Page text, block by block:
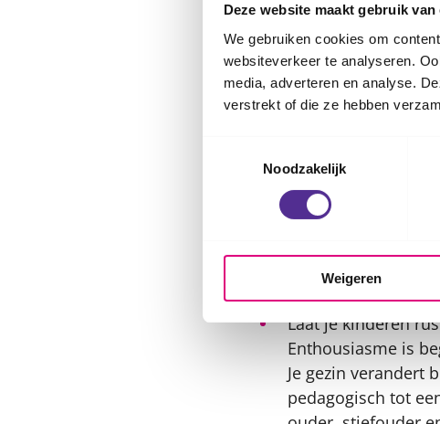
Deze website maakt gebruik van
We gebruiken cookies om
websiteverkeer te analyseren.
media, adverteren en analyse.
verstrekt of die ze hebben
Noodzakelijk
Weigeren
de ontmoeting; je
Laat je kinderen
Wacht met
partner te knuffelen.
Praat met je
weten dat ze hun
laat zien dat je
Laat je kinderen
Enthousiasme is
Je gezin verandert
pedagogisch tot